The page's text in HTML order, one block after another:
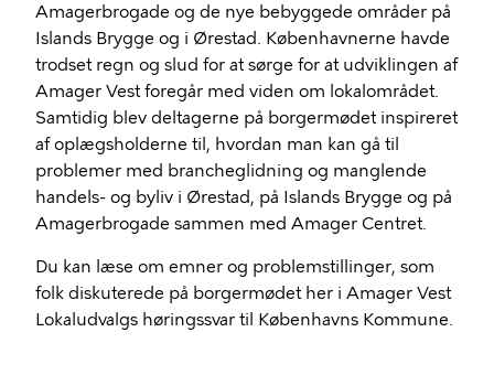
Amagerbrogade og de nye bebyggede områder på
Islands Brygge og i Ørestad. Københavnerne havde
trodset regn og slud for at sørge for at udviklingen af
Amager Vest foregår med viden om lokalområdet.
Samtidig blev deltagerne på borgermødet inspireret
af oplægsholderne til, hvordan man kan gå til
problemer med brancheglidning og manglende
handels- og byliv i Ørestad, på Islands Brygge og på
Amagerbrogade sammen med Amager Centret.
Du kan læse om emner og problemstillinger, som
folk diskuterede på borgermødet her i Amager Vest
Lokaludvalgs høringssvar til Københavns Kommune.